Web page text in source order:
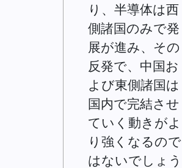
り、半導体は西
側諸国のみで発
展が進み、その
反発で、中国お
よび東側諸国は
国内で完結させ
ていく動きがよ
り強くなるので
はないでしょう